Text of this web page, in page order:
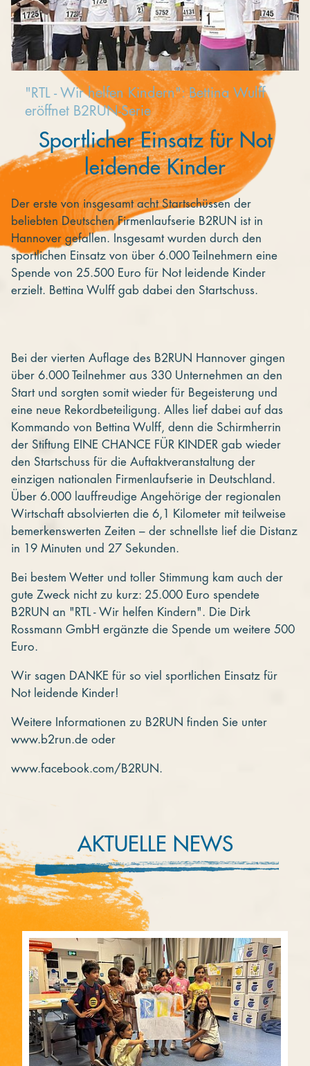
"RTL - Wir helfen Kindern": Bettina Wulff
eröffnet B2RUN-Serie
Sportlicher Einsatz für Not
leidende Kinder
Der erste von insgesamt acht Startschüssen der
beliebten Deutschen Firmenlaufserie B2RUN ist in
Hannover gefallen. Insgesamt wurden durch den
sportlichen Einsatz von über 6.000 Teilnehmern eine
Spende von 25.500 Euro für Not leidende Kinder
erzielt. Bettina Wulff gab dabei den Startschuss.
Bei der vierten Auflage des B2RUN Hannover gingen
über 6.000 Teilnehmer aus 330 Unternehmen an den
Start und sorgten somit wieder für Begeisterung und
eine neue Rekordbeteiligung. Alles lief dabei auf das
Kommando von Bettina Wulff, denn die Schirmherrin
der Stiftung EINE CHANCE FÜR KINDER gab wieder
den Startschuss für die Auftaktveranstaltung der
einzigen nationalen Firmenlaufserie in Deutschland.
Über 6.000 lauffreudige Angehörige der regionalen
Wirtschaft absolvierten die 6,1 Kilometer mit teilweise
bemerkenswerten Zeiten – der schnellste lief die Distanz
in 19 Minuten und 27 Sekunden.
Bei bestem Wetter und toller Stimmung kam auch der
gute Zweck nicht zu kurz: 25.000 Euro spendete
B2RUN an "RTL - Wir helfen Kindern". Die Dirk
Rossmann GmbH ergänzte die Spende um weitere 500
Euro.
Wir sagen DANKE für so viel sportlichen Einsatz für
Not leidende Kinder!
Weitere Informationen zu B2RUN finden Sie unter
www.b2run.de oder
www.facebook.com/B2RUN.
AKTUELLE NEWS